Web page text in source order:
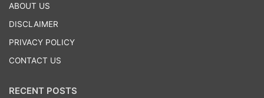
ABOUT US
DISCLAIMER
PRIVACY POLICY
CONTACT US
RECENT POSTS